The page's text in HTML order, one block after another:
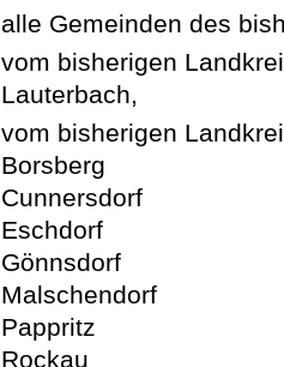
alle Gemeinden des
vom bisherigen
Lauterbach,
vom bisherigen
Borsberg
Cunnersdorf
Eschdorf
Gönnsdorf
Malschendorf
Pappritz
Rockau